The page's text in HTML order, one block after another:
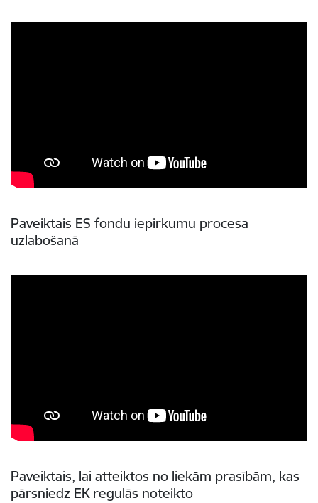
Paveiktais ES fondu iepirkumu procesa
uzlabošanā
Paveiktais, lai atteiktos no liekām prasībām, kas
pārsniedz EK regulās noteikto